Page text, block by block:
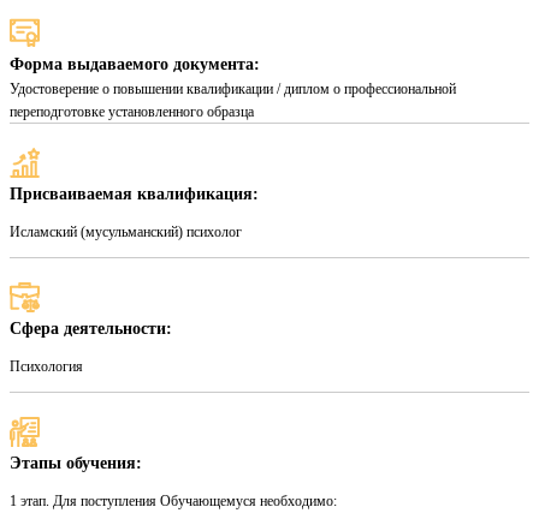
Форма выдаваемого документа:
Удостоверение о повышении квалификации / диплом о профессиональной
переподготовке установленного образца
Присваиваемая квалификация:
Исламский (мусульманский) психолог
Сфера деятельности:
Психология
Этапы обучения:
1 этап. Для поступления Обучающемуся необходимо: